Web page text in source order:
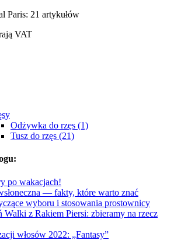
Paris: 21 artykułów
VAT
Odżywka do rzęs (1)
Tusz do rzęs (21)
po wakacjach!
— fakty, które warto znać
wyboru i stosowania prostownicy
z Rakiem Piersi: zbieramy na rzecz
włosów 2022: „Fantasy”